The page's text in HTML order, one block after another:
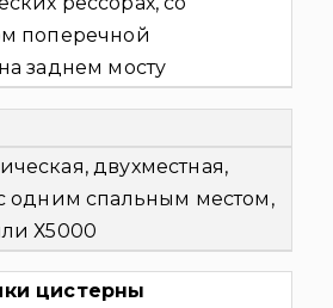
поперечной
заднем мосту
двухместная,
одним спальным местом,
Х5000
цистерны